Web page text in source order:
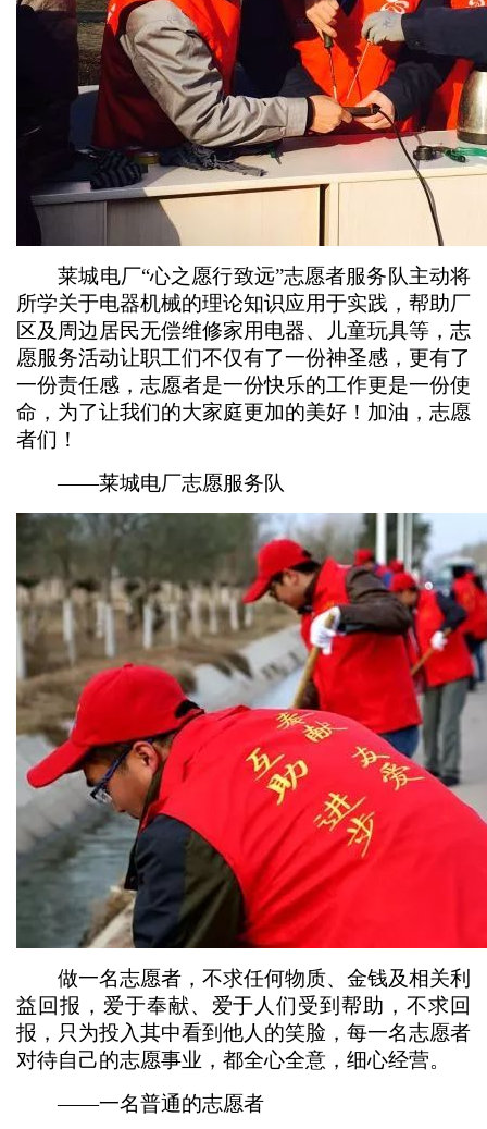
莱城电厂“心之愿行致远”志愿者服务队主动将
所学关于电器机械的理论知识应用于实践，帮助厂
区及周边居民无偿维修家用电器、儿童玩具等，志
愿服务活动让职工们不仅有了一份神圣感，更有了
一份责任感，志愿者是一份快乐的工作更是一份使
命，为了让我们的大家庭更加的美好！加油，志愿
者们！
——莱城电厂志愿服务队
做一名志愿者，不求任何物质、金钱及相关利
益回报，爱于奉献、爱于人们受到帮助，不求回
报，只为投入其中看到他人的笑脸，每一名志愿者
对待自己的志愿事业，都全心全意，细心经营。
——一名普通的志愿者